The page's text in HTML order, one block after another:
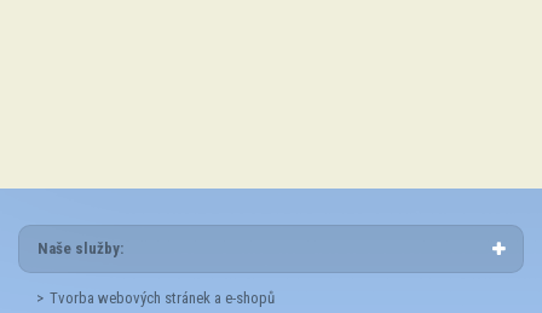
Naše služby:
Tvorba webových stránek a e-shopů